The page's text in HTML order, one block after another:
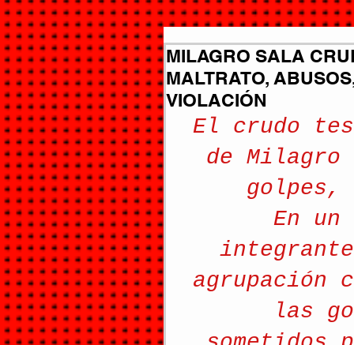
MILAGRO SALA
MALTRATO,
VIOLACIÓN
El crudo
de
golpes,
En
agrupación
las